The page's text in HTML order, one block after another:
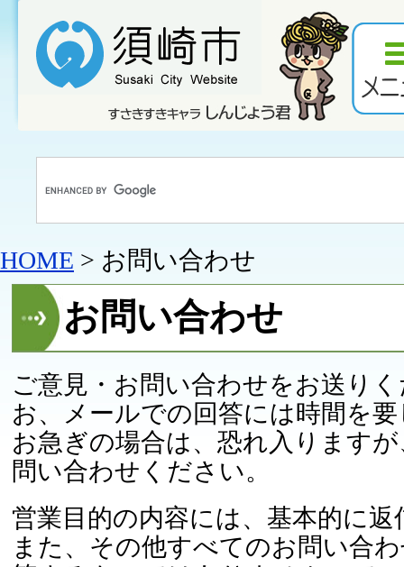
HOME > お問い合わせ
お問い合わせ
ご意見・お問い合わせをお送り
お、メールでの回答には時間を
お急ぎの場合は、恐れ入ります
問い合わせください。
営業目的の内容には、基本的に
また、その他すべてのお問い合